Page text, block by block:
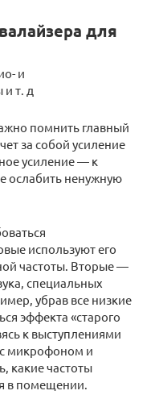
для
и
т. д
помнить главный
за собой усиление
усиление — к
ослабить ненужную
используют его
частоты. Вторые —
специальных
убрав все низкие
эффекта «старого
к выступлениями
с микрофоном и
какие частоты
в помещении.